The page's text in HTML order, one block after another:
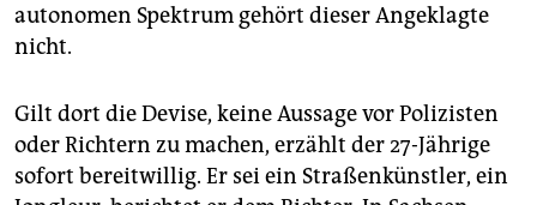
autonomen Spektrum gehört dieser Angeklagte
nicht.
Gilt dort die Devise, keine Aussage vor Polizisten
oder Richtern zu machen, erzählt der 27-Jährige
sofort bereitwillig. Er sei ein Straßenkünstler, ein